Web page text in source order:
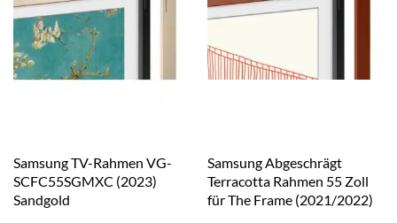
Samsung TV-Rahmen VG-
SCFC55SGMXC (2023)
Sandgold
Samsung Abgeschrägt
Terracotta Rahmen 55 Zoll
für The Frame (2021/2022)